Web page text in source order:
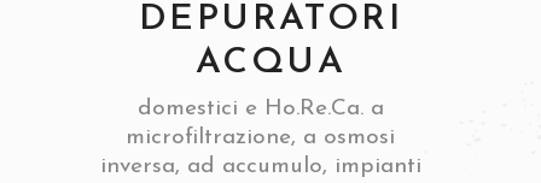
DEPURATORI
ACQUA
domestici e Ho.Re.Ca. a
microfiltrazione, a osmosi
inversa, ad accumulo, impianti